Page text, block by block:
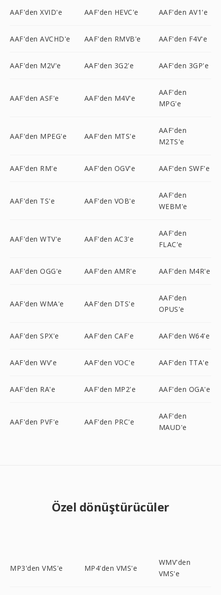
AAF'den XVID'e AAF'den HEVC'e AAF'den AV1'e
AAF'den AVCHD'e AAF'den RMVB'e AAF'den F4V'e
AAF'den M2V'e AAF'den 3G2'e AAF'den 3GP'e
AAF'den ASF'e AAF'den M4V'e
AAF'den
MPG'e
AAF'den MPEG'e AAF'den MTS'e
AAF'den
M2TS'e
AAF'den RM'e AAF'den OGV'e AAF'den SWF'e
AAF'den TS'e AAF'den VOB'e
AAF'den
WEBM'e
AAF'den WTV'e AAF'den AC3'e
AAF'den
FLAC'e
AAF'den OGG'e AAF'den AMR'e AAF'den M4R'e
AAF'den WMA'e AAF'den DTS'e
AAF'den
OPUS'e
AAF'den SPX'e AAF'den CAF'e AAF'den W64'e
AAF'den WV'e AAF'den VOC'e AAF'den TTA'e
AAF'den RA'e AAF'den MP2'e AAF'den OGA'e
AAF'den PVF'e AAF'den PRC'e
AAF'den
MAUD'e
Özel dönüştürücüler
MP3'den VMS'e MP4'den VMS'e
WMV'den
VMS'e